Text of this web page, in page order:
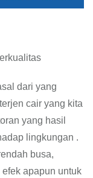
dari yang
cair yang kita
yang hasil
lingkungan .
busa,
apapun untuk